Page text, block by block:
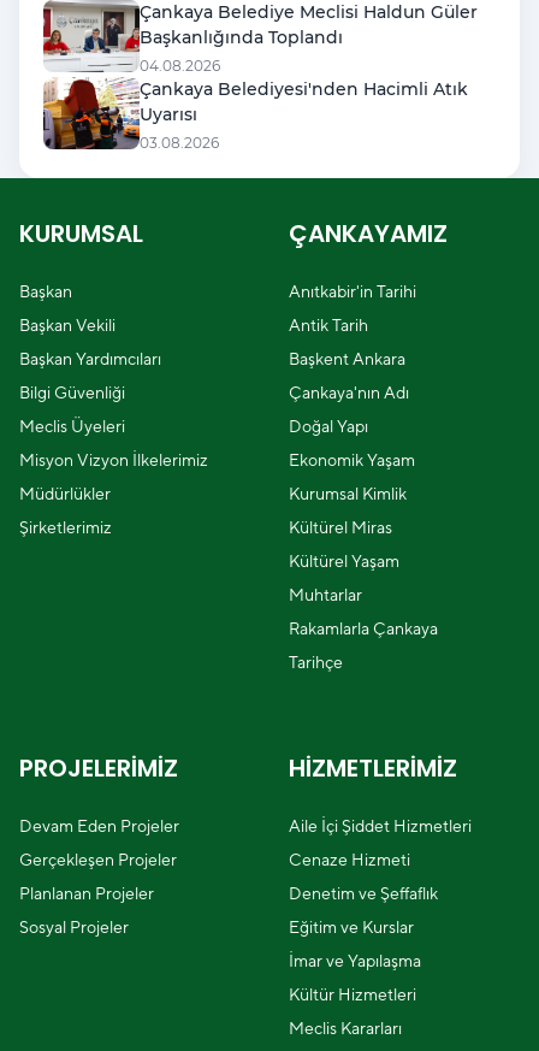
Çankaya Belediye Meclisi Haldun Güler
Başkanlığında Toplandı
04.08.2026
Çankaya Belediyesi'nden Hacimli Atık
Uyarısı
03.08.2026
KURUMSAL
Başkan
Başkan Vekili
Başkan Yardımcıları
Bilgi Güvenliği
Meclis Üyeleri
Misyon Vizyon İlkelerimiz
Müdürlükler
Şirketlerimiz
ÇANKAYAMIZ
Anıtkabir'in Tarihi
Antik Tarih
Başkent Ankara
Çankaya'nın Adı
Doğal Yapı
Ekonomik Yaşam
Kurumsal Kimlik
Kültürel Miras
Kültürel Yaşam
Muhtarlar
Rakamlarla Çankaya
Tarihçe
PROJELERİMİZ
Devam Eden Projeler
Gerçekleşen Projeler
Planlanan Projeler
Sosyal Projeler
HİZMETLERİMİZ
Aile İçi Şiddet Hizmetleri
Cenaze Hizmeti
Denetim ve Şeffaflık
Eğitim ve Kurslar
İmar ve Yapılaşma
Kültür Hizmetleri
Meclis Kararları